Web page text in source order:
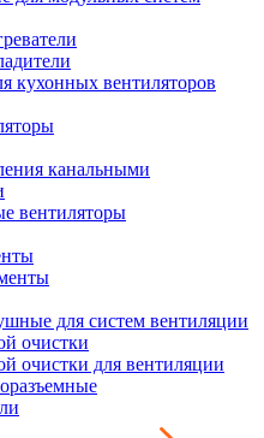
кухонных вентиляторов
канальными
вентиляторы
для систем вентиляции
очистки
очистки для вентиляции